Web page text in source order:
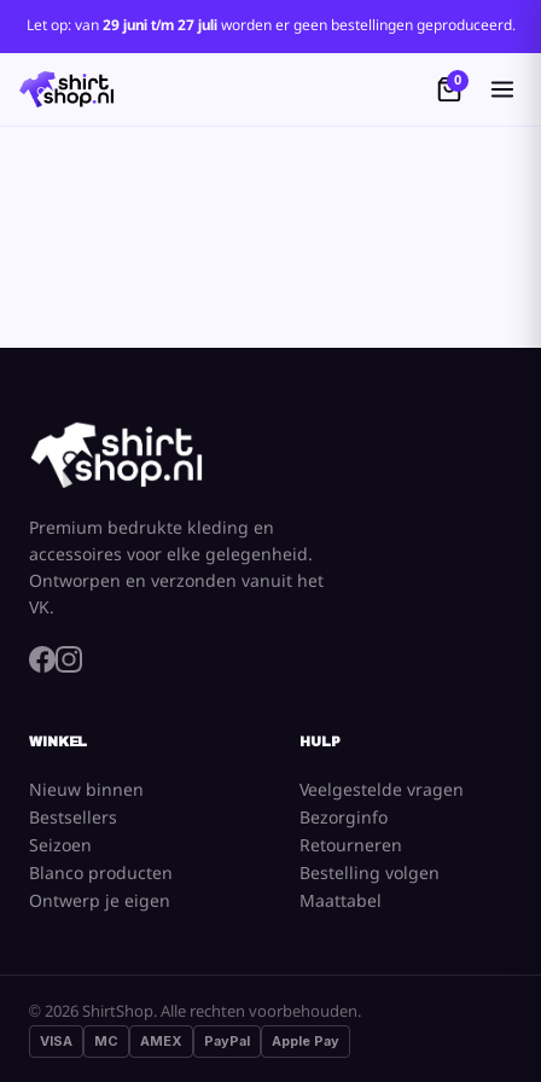
Let op: van29 juni t/m 27 juliworden er geen bestellingen geproduceerd.
0
Premium bedrukte kleding en
accessoires voor elke gelegenheid.
Ontworpen en verzonden vanuit het
VK.
WINKEL
Nieuw binnen
Bestsellers
Seizoen
Blanco producten
Ontwerp je eigen
HULP
Veelgestelde vragen
Bezorginfo
Retourneren
Bestelling volgen
Maattabel
© 2026 ShirtShop. Alle rechten voorbehouden.
VISA MC AMEX PayPal Apple Pay
Standaard
Price: Lowest First
Price: Highest First